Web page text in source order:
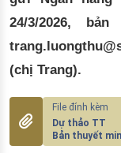
24/3/2026,
(chị Trang).
Dự thảo TT
Bản thuyết